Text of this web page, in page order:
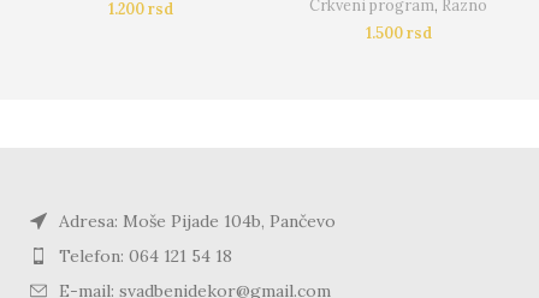
1.200rsd
Crkveni program, Razno
1.500rsd
Adresa: Moše Pijade 104b, Pančevo
Telefon: 064 121 54 18
E-mail: svadbenidekor@gmail.com